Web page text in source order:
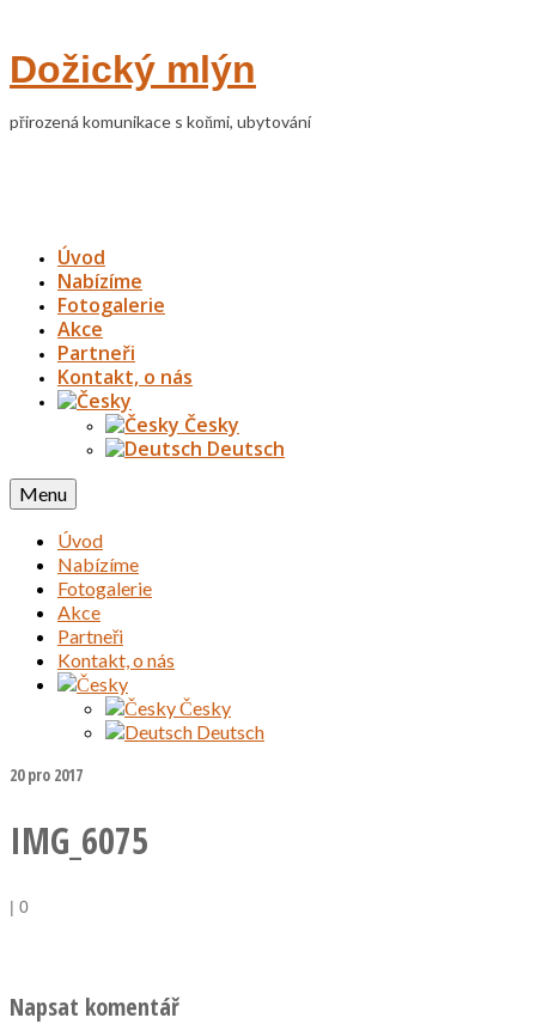
Dožický mlýn
přirozená komunikace s koňmi, ubytování
Úvod
Nabízíme
Fotogalerie
Akce
Partneři
Kontakt, o nás
Česky
Deutsch
Menu
Úvod
Nabízíme
Fotogalerie
Akce
Partneři
Kontakt, o nás
Česky
Deutsch
20pro 2017
IMG_6075
| 0
Napsat komentář